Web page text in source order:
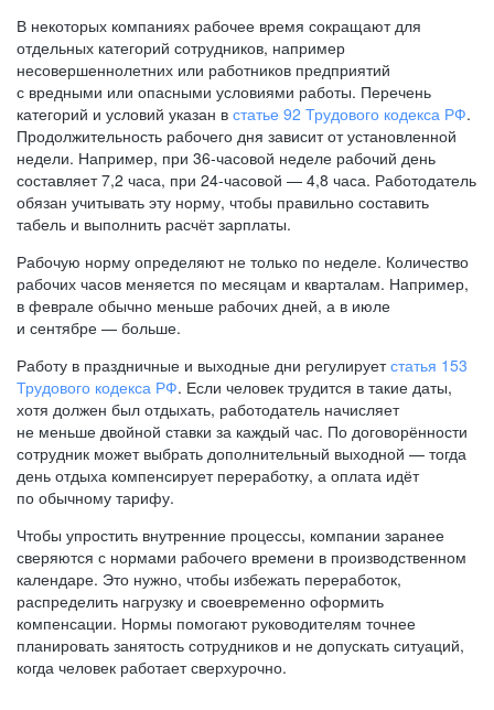
В некоторых компаниях рабочее время сокращают для
отдельных категорий сотрудников, например
несовершеннолетних или работников предприятий
с вредными или опасными условиями работы. Перечень
категорий и условий указан в статье 92 Трудового кодекса РФ.
Продолжительность рабочего дня зависит от установленной
недели. Например, при 36-часовой неделе рабочий день
составляет 7,2 часа, при 24-часовой — 4,8 часа. Работодатель
обязан учитывать эту норму, чтобы правильно составить
табель и выполнить расчёт зарплаты.
Рабочую норму определяют не только по неделе. Количество
рабочих часов меняется по месяцам и кварталам. Например,
в феврале обычно меньше рабочих дней, а в июле
и сентябре — больше.
Работу в праздничные и выходные дни регулируетстатья 153
Трудового кодекса РФ. Если человек трудится в такие даты,
хотя должен был отдыхать, работодатель начисляет
не меньше двойной ставки за каждый час. По договорённости
сотрудник может выбрать дополнительный выходной — тогда
день отдыха компенсирует переработку, а оплата идёт
по обычному тарифу.
Чтобы упростить внутренние процессы, компании заранее
сверяются с нормами рабочего времени в производственном
календаре. Это нужно, чтобы избежать переработок,
распределить нагрузку и своевременно оформить
компенсации. Нормы помогают руководителям точнее
планировать занятость сотрудников и не допускать ситуаций,
когда человек работает сверхурочно.